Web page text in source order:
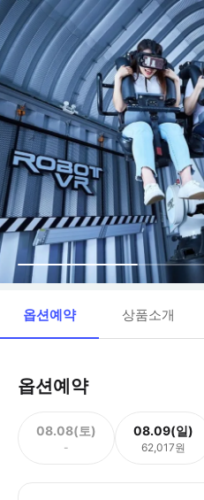
옵션예약 상품소개
옵션예약
08.08(토)
-
08.09(일)
62,017원